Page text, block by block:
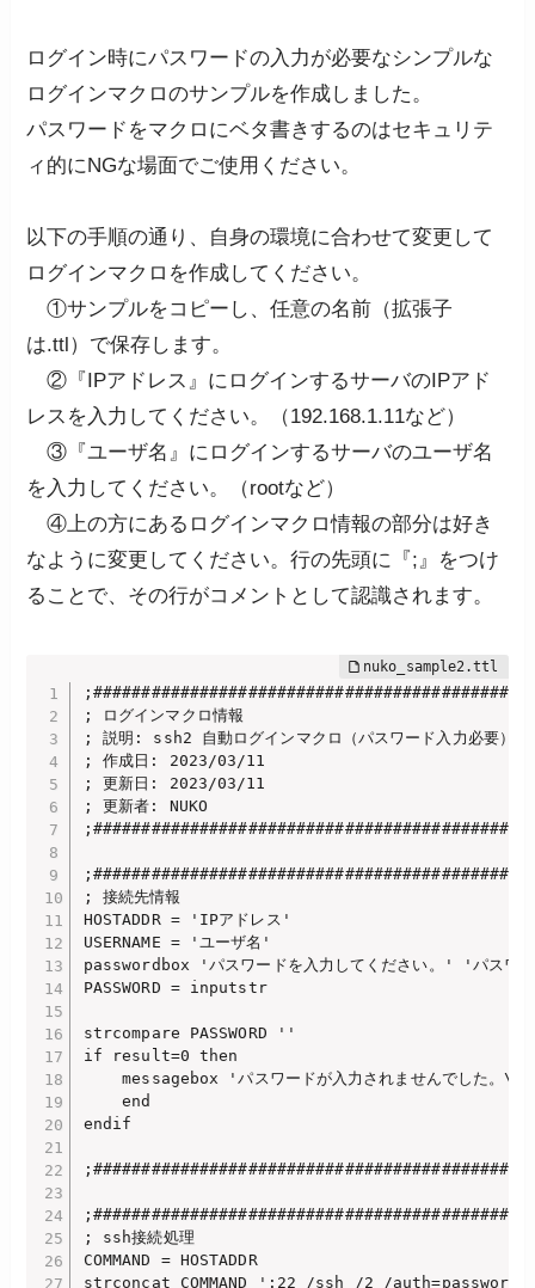
ログイン時にパスワードの入力が必要なシンプルな
ログインマクロのサンプルを作成しました。
パスワードをマクロにベタ書きするのはセキュリテ
ィ的にNGな場面でご使用ください。
以下の手順の通り、自身の環境に合わせて変更して
ログインマクロを作成してください。
①サンプルをコピーし、任意の名前（拡張子
は.ttl）で保存します。
②『IPアドレス』にログインするサーバのIPアド
レスを入力してください。（192.168.1.11など）
③『ユーザ名』にログインするサーバのユーザ名
を入力してください。（rootなど）
④上の方にあるログインマクロ情報の部分は好き
なように変更してください。行の先頭に『;』をつけ
ることで、その行がコメントとして認識されます。
; ログインマクロ情報
; 説明: ssh2 自動ログインマクロ（パスワード入力必要）
; 作成日: 2023/03/11
; 更新日: 2023/03/11
; 更新者: NUKO
; 接続先情報
HOSTADDR = 'IPアドレス'
USERNAME = 'ユーザ名'
passwordbox 'パスワードを入力してください。' 'パスワ
PASSWORD = inputstr
strcompare PASSWORD ''
if result=0 then
messagebox 'パスワードが入力されませんでした。\n
    end
endif
; ssh接続処理
COMMAND = HOSTADDR
strconcat COMMAND ':22 /ssh /2 /auth=password